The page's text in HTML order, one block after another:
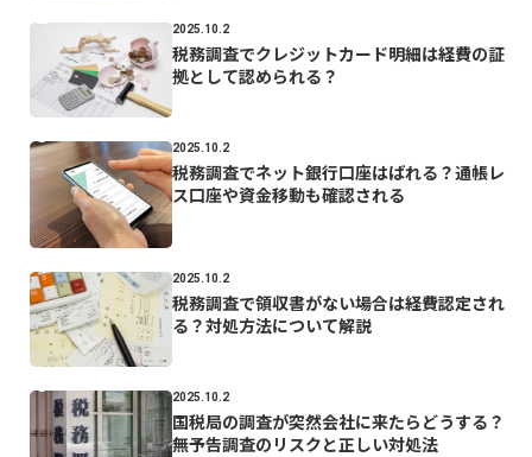
2025.10.2
税務調査でクレジットカード明細は経費の証
拠として認められる？
2025.10.2
税務調査でネット銀行口座はばれる？通帳レ
ス口座や資金移動も確認される
2025.10.2
税務調査で領収書がない場合は経費認定され
る？対処方法について解説
2025.10.2
国税局の調査が突然会社に来たらどうする？
無予告調査のリスクと正しい対処法